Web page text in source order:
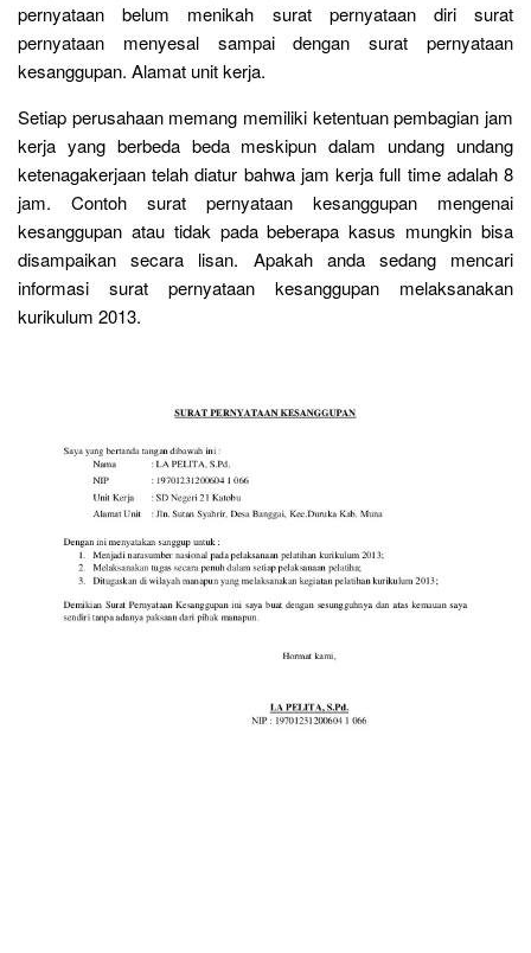
pernyataan belum menikah surat pernyataan diri surat
pernyataan menyesal sampai dengan surat pernyataan
kesanggupan. Alamat unit kerja.
Setiap perusahaan memang memiliki ketentuan pembagian jam
kerja yang berbeda beda meskipun dalam undang undang
ketenagakerjaan telah diatur bahwa jam kerja full time adalah 8
jam. Contoh surat pernyataan kesanggupan mengenai
kesanggupan atau tidak pada beberapa kasus mungkin bisa
disampaikan secara lisan. Apakah anda sedang mencari
informasi surat pernyataan kesanggupan melaksanakan
kurikulum 2013.